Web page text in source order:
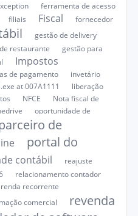
ferramenta de acesso
filiais Fiscal
fornecedor
gestão de delivery
restaurante
gestão para
Impostos
de pagamento
invetário
at 007A1111
liberação
NFCE
Nota fiscal de
oportunidade de
de
portal do
contábil
reajuste
relacionamento contador
renda recorrente
comercial
revenda